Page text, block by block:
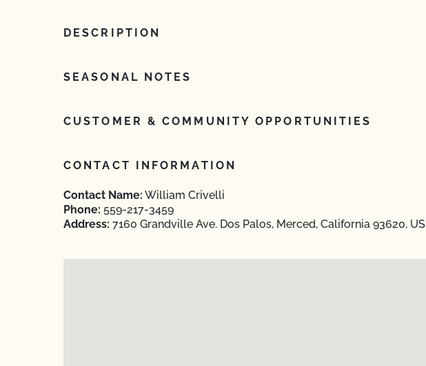
DESCRIPTION
SEASONAL NOTES
CUSTOMER & COMMUNITY OPPORTUNITIES
CONTACT INFORMATION
Contact Name: William Crivelli
Phone: 559-217-3459
Address: 7160 Grandville Ave. Dos Palos, Merced, California 93620, US